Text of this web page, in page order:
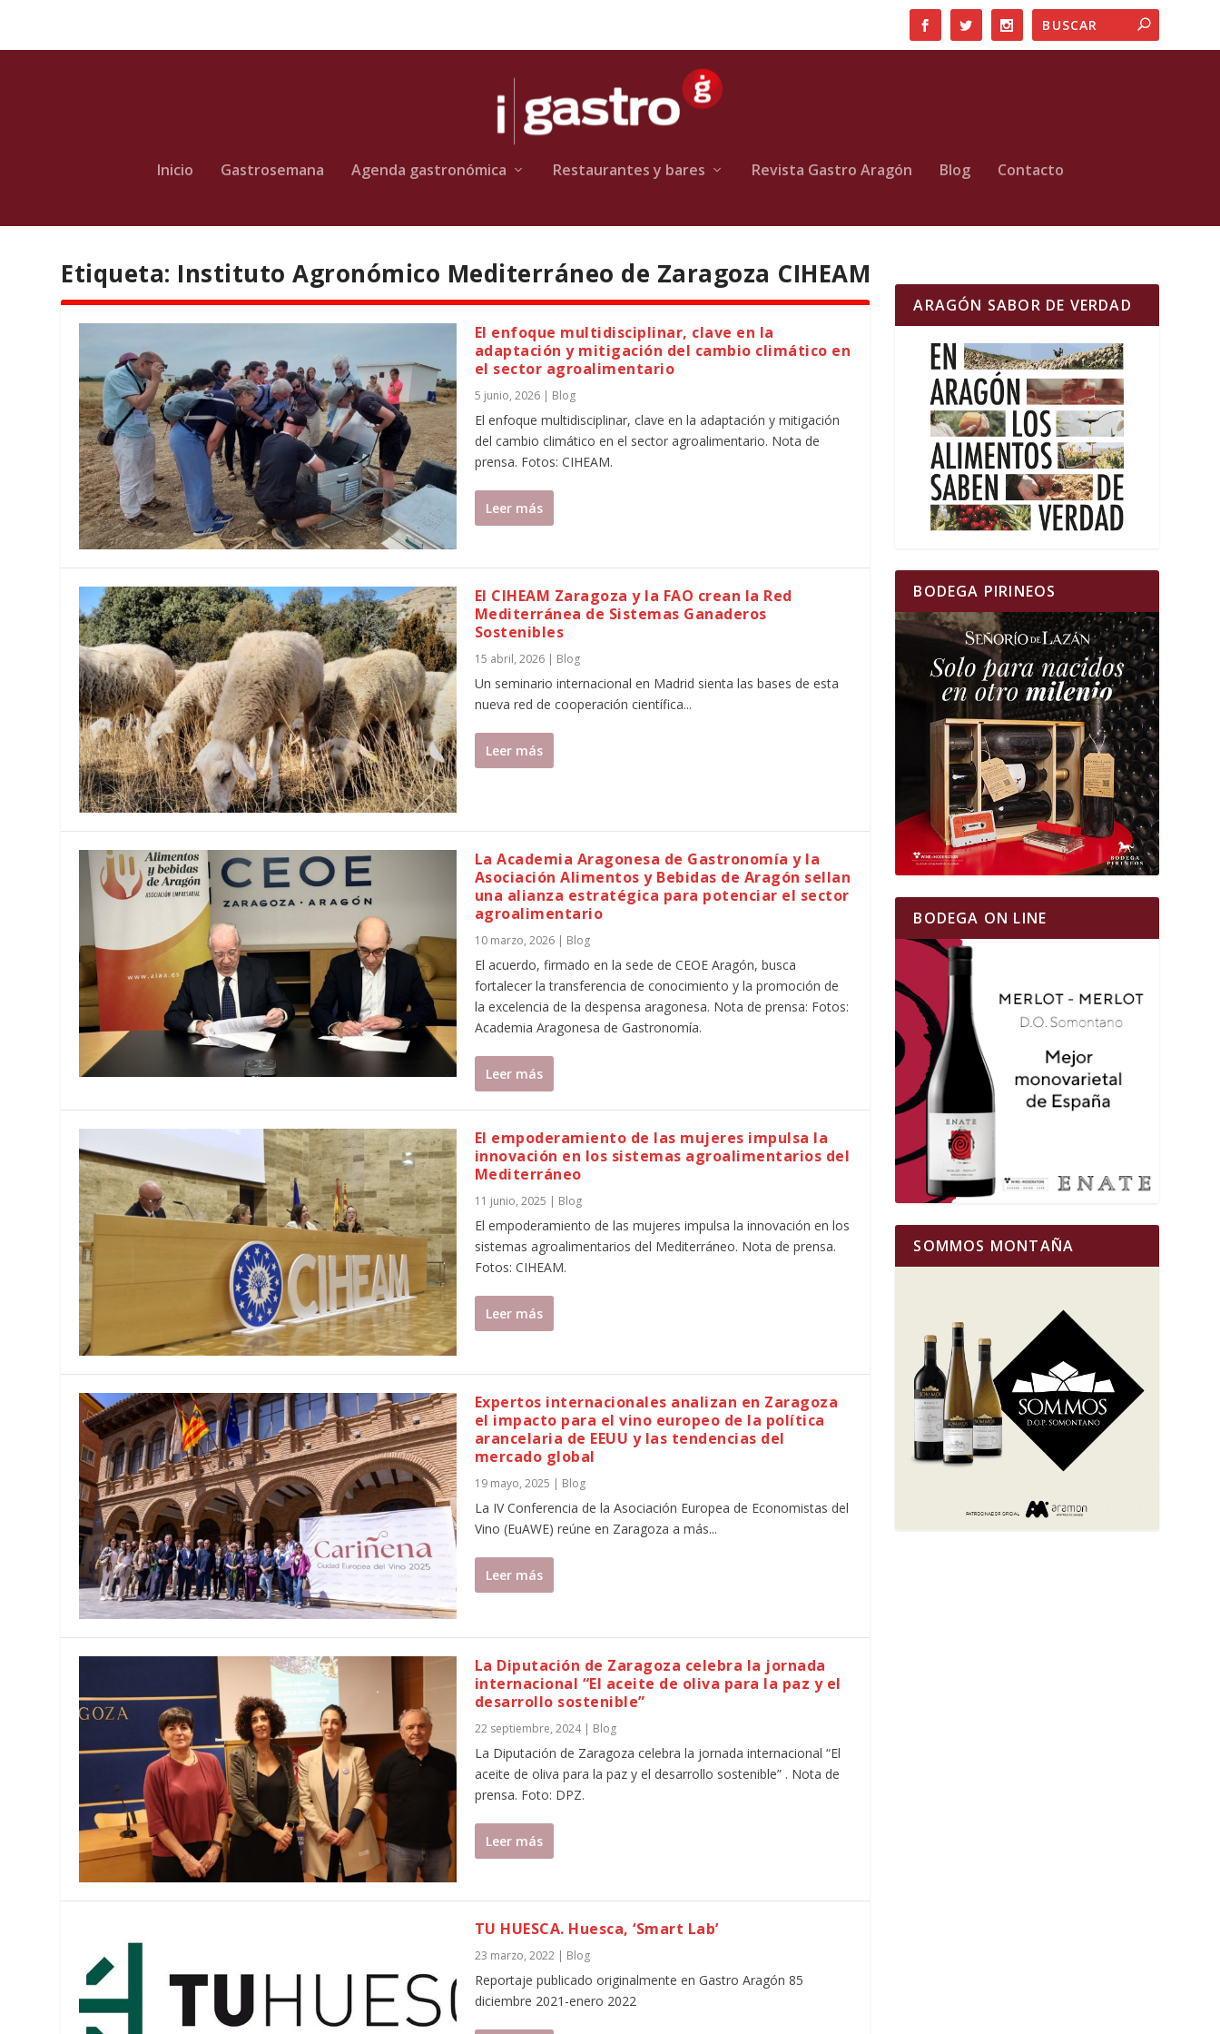
Inicio Gastrosemana Agenda gastronómica Restaurantes y bares Revista Gastro Aragón Blog Contacto
Etiqueta: Instituto Agronómico Mediterráneo de Zaragoza CIHEAM
El enfoque multidisciplinar, clave en la
adaptación y mitigación del cambio climático en
el sector agroalimentario
5 junio, 2026| Blog
El enfoque multidisciplinar, clave en la adaptación y mitigación
del cambio climático en el sector agroalimentario. Nota de
prensa. Fotos: CIHEAM.
Leer más
El CIHEAM Zaragoza y la FAO crean la Red
Mediterránea de Sistemas Ganaderos
Sostenibles
15 abril, 2026| Blog
Un seminario internacional en Madrid sienta las bases de esta
nueva red de cooperación científica...
Leer más
La Academia Aragonesa de Gastronomía y la
Asociación Alimentos y Bebidas de Aragón sellan
una alianza estratégica para potenciar el sector
agroalimentario
10 marzo, 2026| Blog
El acuerdo, firmado en la sede de CEOE Aragón, busca
fortalecer la transferencia de conocimiento y la promoción de
la excelencia de la despensa aragonesa. Nota de prensa: Fotos:
Academia Aragonesa de Gastronomía.
Leer más
El empoderamiento de las mujeres impulsa la
innovación en los sistemas agroalimentarios del
Mediterráneo
11 junio, 2025 | Blog
El empoderamiento de las mujeres impulsa la innovación en los
sistemas agroalimentarios del Mediterráneo. Nota de prensa.
Fotos: CIHEAM.
Leer más
Expertos internacionales analizan en Zaragoza
el impacto para el vino europeo de la política
arancelaria de EEUU y las tendencias del
mercado global
19 mayo, 2025 | Blog
La IV Conferencia de la Asociación Europea de Economistas del
Vino (EuAWE) reúne en Zaragoza a más...
Leer más
La Diputación de Zaragoza celebra la jornada
internacional “El aceite de oliva para la paz y el
desarrollo sostenible”
22 septiembre, 2024| Blog
La Diputación de Zaragoza celebra la jornada internacional “El
aceite de oliva para la paz y el desarrollo sostenible” . Nota de
prensa. Foto: DPZ.
Leer más
TU HUESCA. Huesca, ‘Smart Lab’
23 marzo, 2022| Blog
Reportaje publicado originalmente en Gastro Aragón 85
diciembre 2021-enero 2022
ARAGÓN SABOR DE VERDAD
BODEGA PIRINEOS
BODEGA ON LINE
SOMMOS MONTAÑA